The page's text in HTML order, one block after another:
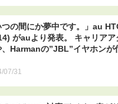
つの間にか夢中です。」au
がauより発表。 キャリアア
、Harmanの”JBL”イヤホンが
07/31